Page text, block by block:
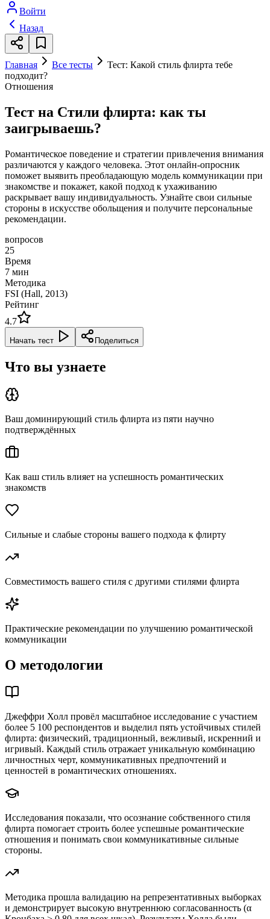
Войти
Назад
Главная Все тесты
Тест: Какой стиль флирта тебе
подходит?
Отношения
Тест на Стили флирта: как ты
заигрываешь?
Романтическое поведение и стратегии привлечения внимания
различаются у каждого человека. Этот онлайн-опросник
поможет выявить преобладающую модель коммуникации при
знакомстве и покажет, какой подход к ухаживанию
раскрывает вашу индивидуальность. Узнайте свои сильные
стороны в искусстве обольщения и получите персональные
рекомендации.
вопросов
25
Время
7 мин
Методика
FSI (Hall, 2013)
Рейтинг
4.7
Начать тест Поделиться
Что вы узнаете
Ваш доминирующий стиль флирта из пяти научно
подтверждённых
Как ваш стиль влияет на успешность романтических
знакомств
Сильные и слабые стороны вашего подхода к флирту
Совместимость вашего стиля с другими стилями флирта
Практические рекомендации по улучшению романтической
коммуникации
О методологии
Джеффри Холл провёл масштабное исследование с участием
более 5 100 респондентов и выделил пять устойчивых стилей
флирта: физический, традиционный, вежливый, искренний и
игривый. Каждый стиль отражает уникальную комбинацию
личностных черт, коммуникативных предпочтений и
ценностей в романтических отношениях.
Исследования показали, что осознание собственного стиля
флирта помогает строить более успешные романтические
отношения и понимать свои коммуникативные сильные
стороны.
Методика прошла валидацию на репрезентативных выборках
и демонстрирует высокую внутреннюю согласованность (α